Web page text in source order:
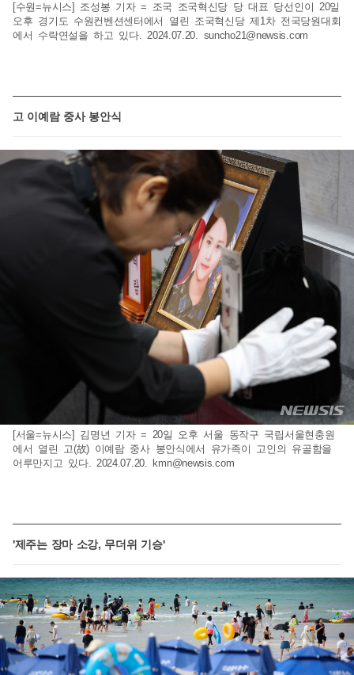
[수원=뉴시스] 조성봉 기자 = 조국 조국혁신당 당 대표 당선인이 20일
오후 경기도 수원컨벤션센터에서 열린 조국혁신당 제1차 전국당원대회
에서 수락연설을 하고 있다. 2024.07.20. suncho21@newsis.com
고 이예람 중사 봉안식
[서울=뉴시스] 김명년 기자 = 20일 오후 서울 동작구 국립서울현충원
에서 열린 고(故) 이예람 중사 봉안식에서 유가족이 고인의 유골함을
어루만지고 있다. 2024.07.20. kmn@newsis.com
'제주는 장마 소강, 무더위 기승'